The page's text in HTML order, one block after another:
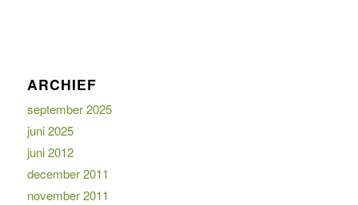
ARCHIEF
september 2025
juni 2025
juni 2012
december 2011
november 2011